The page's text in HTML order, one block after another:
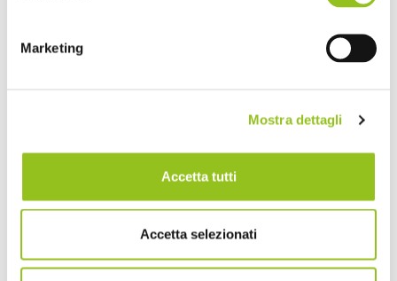
Marketing
Mostra dettagli
Accetta tutti
Accetta selezionati
recitato da un attore britannico e propone una
resa del processo il più realistica possibile, senza
tuttavia mostrare nulla che la piattaforma video
sensoriale all’utente come, ad esempio, il
rilassamento o la paura.
Solo che questa volta il risultato è, oltre che
For men onlyma… anche no.Qui il canale